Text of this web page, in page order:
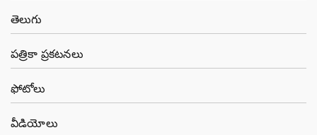
తెలుగు
పత్రికా ప్రకటనలు
ఫోటోలు
వీడియోలు